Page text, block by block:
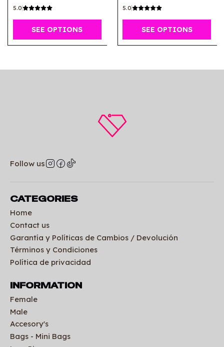
5.0
SEE OPTIONS
5.0
SEE OPTIONS
Follow us
CATEGORIES
Home
Contact us
Garantía y Políticas de Cambios / Devolución
Términos y Condiciones
Política de privacidad
INFORMATION
Female
Male
Accesory's
Bags - Mini Bags